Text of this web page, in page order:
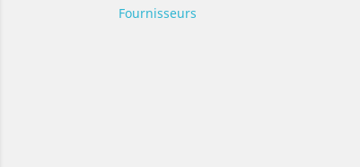
Fournisseurs